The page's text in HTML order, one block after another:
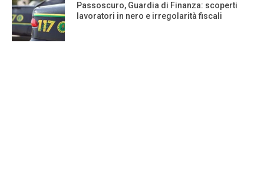
Passoscuro, Guardia di Finanza: scoperti
lavoratori in nero e irregolarità fiscali